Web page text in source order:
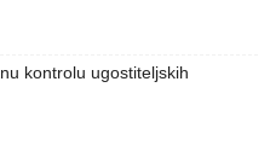
kontrolu ugostiteljskih